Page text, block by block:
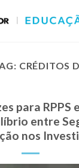
CRÉDITOS
para RPPS
entre
nos